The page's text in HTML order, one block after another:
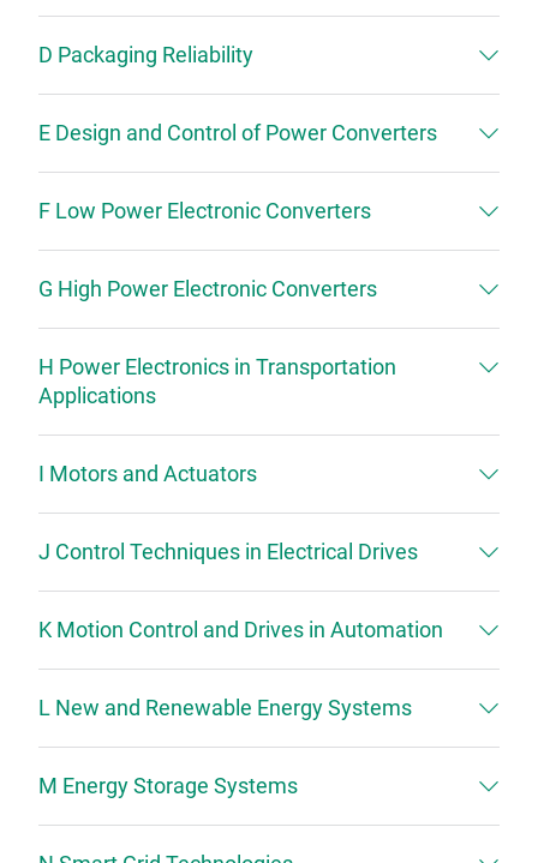
D Packaging Reliability
E Design and Control of Power Converters
F Low Power Electronic Converters
G High Power Electronic Converters
H Power Electronics in Transportation
Applications
I Motors and Actuators
J Control Techniques in Electrical Drives
K Motion Control and Drives in Automation
L New and Renewable Energy Systems
M Energy Storage Systems